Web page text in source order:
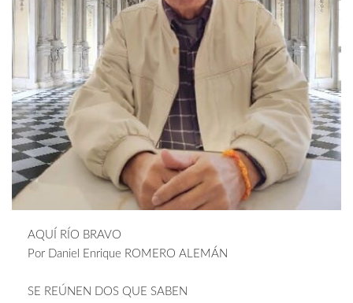
AQUÍ RÍO BRAVO
Por Daniel Enrique ROMERO ALEMÁN
SE REÚNEN DOS QUE SABEN